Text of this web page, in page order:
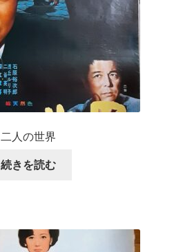
二人の世界
続きを読む